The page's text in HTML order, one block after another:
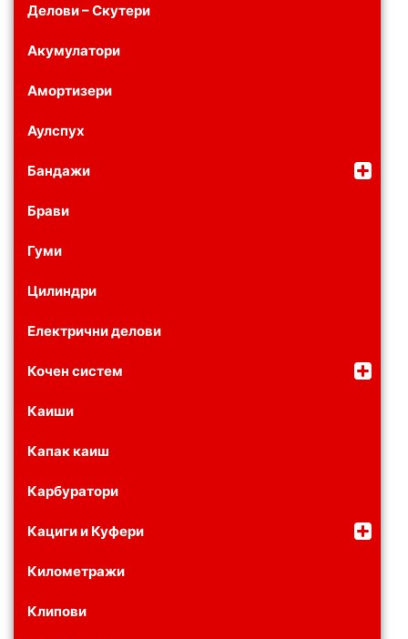
Делови – Скутери
Акумулатори
Амортизери
Аулспух
Бандажи
Брави
Гуми
Цилиндри
Електрични делови
Кочен систем
Каиши
Капак каиш
Карбуратори
Кациги и Куфери
Километражи
Клипови